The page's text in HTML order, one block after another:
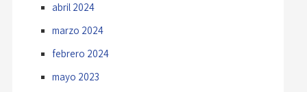
abril 2024
marzo 2024
febrero 2024
mayo 2023